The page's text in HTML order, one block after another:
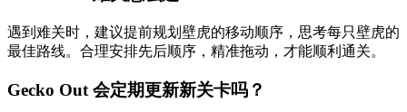
遇到难关时，建议提前规划壁虎的移动顺序，思考每只壁虎的
最佳路线。合理安排先后顺序，精准拖动，才能顺利通关。
Gecko Out 会定期更新新关卡吗？